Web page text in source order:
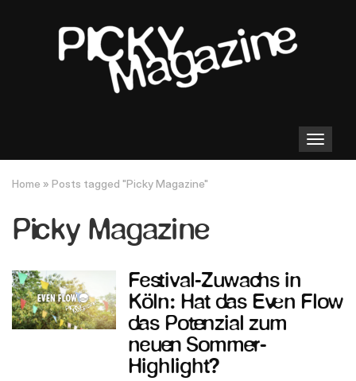
Toggle
navigation
Home » Posts tagged "Picky Magazine"
Picky Magazine
Festival-Zuwachs in
Köln: Hat das Even Flow
das Potenzial zum
neuen Sommer-
Highlight?